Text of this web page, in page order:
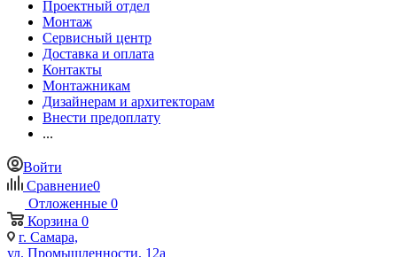
Проектный отдел
Монтаж
Сервисный центр
Доставка и оплата
Контакты
Монтажникам
Дизайнерам и архитекторам
Внести предоплату
...
Войти
Сравнение0
Отложенные 0
Корзина 0
г. Самара,
ул. Промышленности, 12а